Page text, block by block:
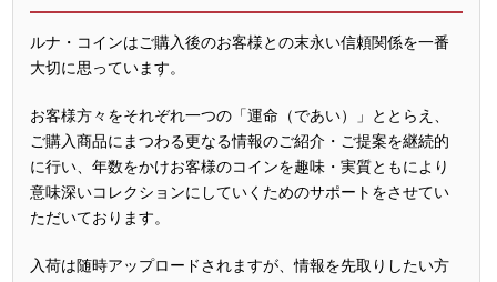
ルナ・コインはご購入後のお客様との末永い信頼関係を一番
大切に思っています。
お客様方々をそれぞれ一つの「運命（であい）」ととらえ、
ご購入商品にまつわる更なる情報のご紹介・ご提案を継続的
に行い、年数をかけお客様のコインを趣味・実質ともにより
意味深いコレクションにしていくためのサポートをさせてい
ただいております。
入荷は随時アップロードされますが、情報を先取りしたい方